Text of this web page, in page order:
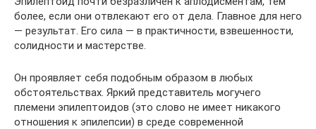
более, если они отвлекают его от дела. Главное для него
— результат. Его сила — в практичности, взвешенности,
солидности и мастерстве.
Он проявляет себя подобным образом в любых
обстоятельствах. Яркий представитель могучего
племени эпилептоидов (это слово не имеет никакого
отношения к эпилепсии) в среде современной